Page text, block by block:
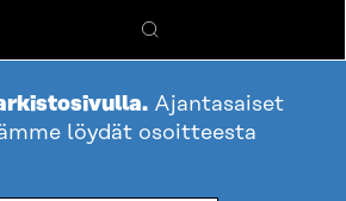
Hae
Ajantasaiset
löydät osoitteesta